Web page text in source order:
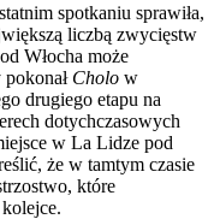
spotkaniu sprawiła,
liczbą zwycięstw
Włocha może
Cholo w
drugiego etapu na
dotychczasowych
w La Lidze pod
że w tamtym czasie
które